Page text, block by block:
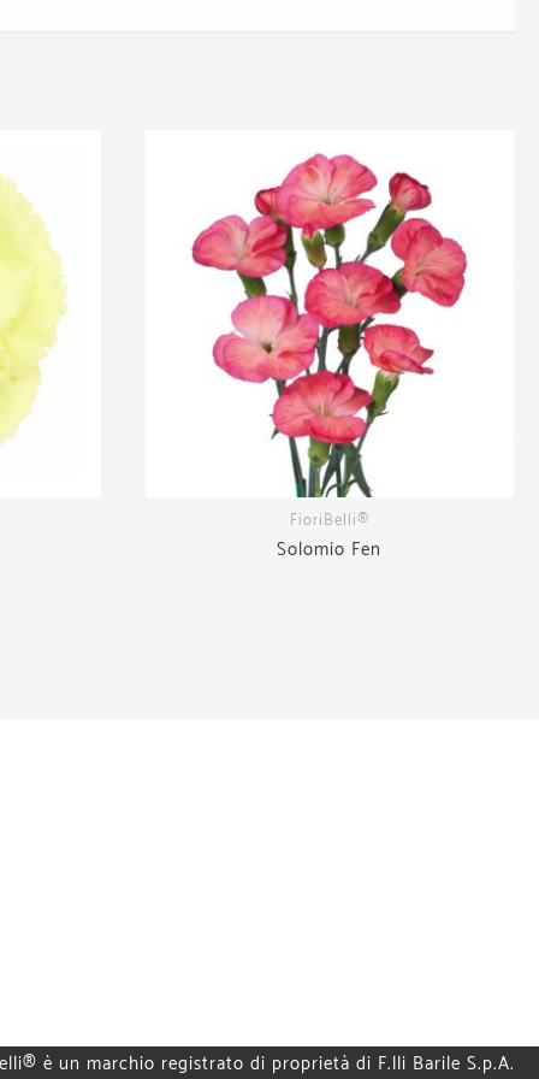
FioriBelli®
Solomio Fen
è un marchio registrato di proprietà di F.lli Barile S.p.A.